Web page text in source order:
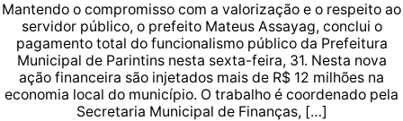
Mantendo o compromisso com a valorização e o respeito ao
servidor público, o prefeito Mateus Assayag, conclui o
pagamento total do funcionalismo público da Prefeitura
Municipal de Parintins nesta sexta-feira, 31. Nesta nova
ação financeira são injetados mais de R$ 12 milhões na
economia local do município. O trabalho é coordenado pela
Secretaria Municipal de Finanças, […]